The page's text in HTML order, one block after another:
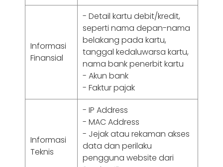
Informasi
Finansial
- Detail kartu debit/kredit,
seperti nama depan-nama
belakang pada kartu,
tanggal kedaluwarsa kartu,
nama bank penerbit kartu
- Akun bank
- Faktur pajak
Informasi
Teknis
- IP Address
- MAC Address
- Jejak atau rekaman akses
data dan perilaku
pengguna website dari